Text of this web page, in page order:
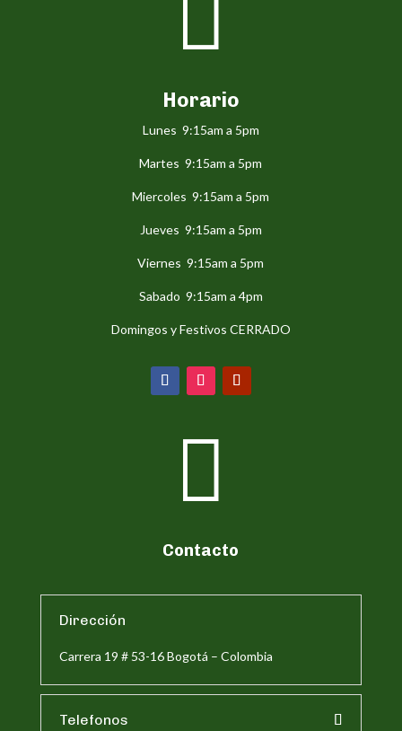

Horario
Lunes 9:15am a 5pm
Martes 9:15am a 5pm
Miercoles 9:15am a 5pm
Jueves 9:15am a 5pm
Viernes 9:15am a 5pm
Sabado 9:15am a 4pm
Domingos y Festivos CERRADO

Contacto
Dirección
Carrera 19 # 53-16 Bogotá – Colombia
Telefonos